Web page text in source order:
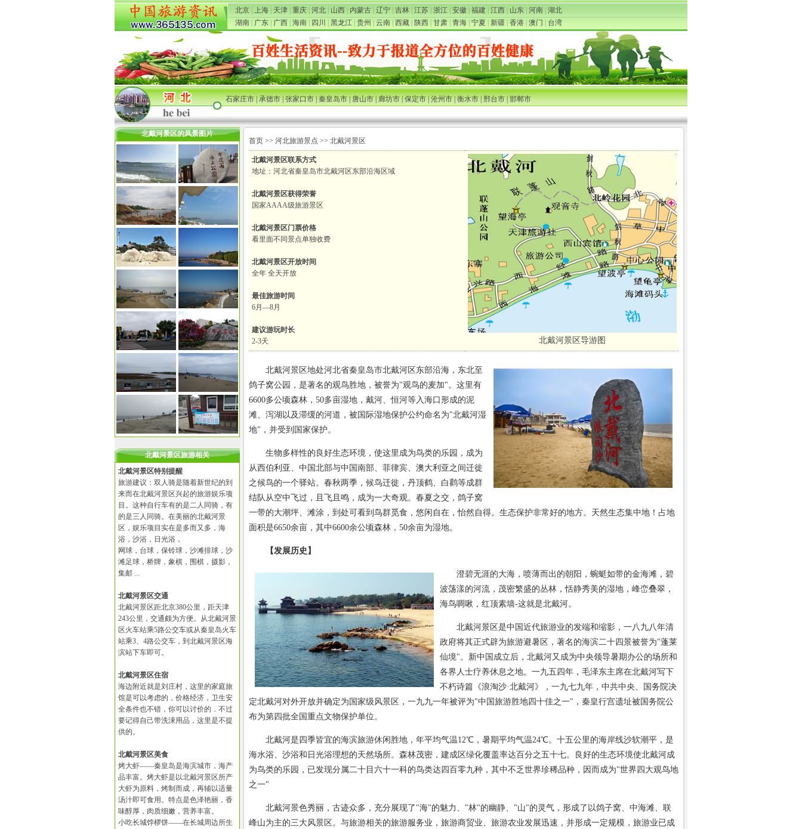
北京 上海 天津 重庆 河北 山西 内蒙古 辽宁 吉林 江苏 浙江 安徽 福建 江西 山东 河南 湖北
湖南
广东 广西 海南 四川 黑龙江 贵州 云南 西藏 陕西 甘肃 青海 宁夏 新疆 香港 澳门 台湾
石家庄市|承德市|张家口市|秦皇岛市|唐山市|廊坊市|保定市|沧州市|衡水市|邢台市|邯郸市
北戴河景区的风景图片
北戴河景区旅游相关
北戴河景区特别提醒
旅游建议：双人骑是随着新世纪的到
来而在北戴河景区兴起的旅游娱乐项
目。这种自行车有的是二人同骑，有
的是三人同骑。在美丽的北戴河景
区，娱乐项目实在是多而又多，海
浴，沙浴，日光浴，
网球，台球，保铃球，沙滩排球，沙
滩足球，桥牌，象棋，围棋，摄影，
集邮 ...
北戴河景区交通
北戴河景区距北京380公里，距天津
243公里，交通颇为方便。从北戴河景
区火车站乘5路公交车或从秦皇岛火车
站乘3、4路公交车，到北戴河景区海
滨站下车即可。
北戴河景区住宿
海边附近就是刘庄村，这里的家庭旅
馆是可以考虑的，价格经济，卫生安
全条件也不错，你可以讨价的．不过
要记得自己带洗涑用品，这里是不提
供的。
北戴河景区美食
烤大虾——秦皇岛是海滨城市，海产
品丰富。烤大虾是以北戴河景区所产
大虾为原料，烤制而成，再辅以适量
汤汁即可食用。特点是色泽艳丽，香
味醇厚，肉质细嫩，营养丰富。
小吃长城饽椤饼——在长城周边所生
首页 >> 河北旅游景点 >> 北戴河景区
北戴河景区联系方式
地址：河北省秦皇岛市北戴河区东部沿海区域
北戴河景区获得荣誉
国家AAAA级旅游景区
北戴河景区门票价格
看里面不同景点单独收费
北戴河景区开放时间
全年 全天开放
最佳旅游时间
6月—8月
建议游玩时长
2-3天
北戴河景区导游图
北戴河景区地处河北省秦皇岛市北戴河区东部沿海，东北至
鸽子窝公园，是著名的观鸟胜地，被誉为"观鸟的麦加"。这里有
6600多公顷森林，50多亩湿地，戴河、恒河等入海口形成的泥
滩、泻湖以及滞缓的河道，被国际湿地保护公约命名为"北戴河湿
地"，并受到国家保护。
生物多样性的良好生态环境，使这里成为鸟类的乐园，成为
从西伯利亚、中国北部与中国南部、菲律宾、澳大利亚之间迁徙
之候鸟的一个驿站。春秋两季，候鸟迁徙，丹顶鹤、白鹳等成群
结队从空中飞过，且飞且鸣，成为一大奇观。春夏之交，鸽子窝
一带的大潮坪、滩涂，到处可看到鸟群觅食，悠闲自在，怡然自得。生态保护非常好的地方。天然生态集中地！占地
面积是6650余亩，其中6600余公顷森林，50余亩为湿地。
【发展历史】
澄碧无涯的大海，喷薄而出的朝阳，蜿蜓如带的金海滩，碧
波荡漾的河流，茂密繁盛的丛林，恬静秀美的湿地，峰峦叠翠，
海鸟啁啾，红顶素墙-这就是北戴河。
北戴河景区是中国近代旅游业的发端和缩影，一八九八年清
政府将其正式辟为旅游避暑区，著名的海滨二十四景被誉为"蓬莱
仙境"。新中国成立后，北戴河又成为中央领导暑期办公的场所和
各界人士疗养休息之地。一九五四年，毛泽东主席在北戴河写下
不朽诗篇《浪淘沙·北戴河》，一九七九年，中共中央、国务院决
定北戴河对外开放并确定为国家级风景区，一九九一年被评为"中国旅游胜地四十佳之一"，秦皇行宫遗址被国务院公
布为第四批全国重点文物保护单位。
北戴河是四季皆宜的海滨旅游休闲胜地，年平均气温12℃，暑期平均气温24℃。十五公里的海岸线沙软潮平，是
海水浴、沙浴和日光浴理想的天然场所。森林茂密，建成区绿化覆盖率达百分之五十七。良好的生态环境使北戴河成
为鸟类的乐园，已发现分属二十目六十一科的鸟类达四百零九种，其中不乏世界珍稀品种，因而成为"世界四大观鸟地
之一"
北戴河景色秀丽，古迹众多，充分展现了"海"的魅力、"林"的幽静、"山"的灵气，形成了以鸽子窝、中海滩、联
峰山为主的三大风景区。与旅游相关的旅游服务业，旅游商贸业、旅游农业发展迅速，并形成一定规模，旅游业已成